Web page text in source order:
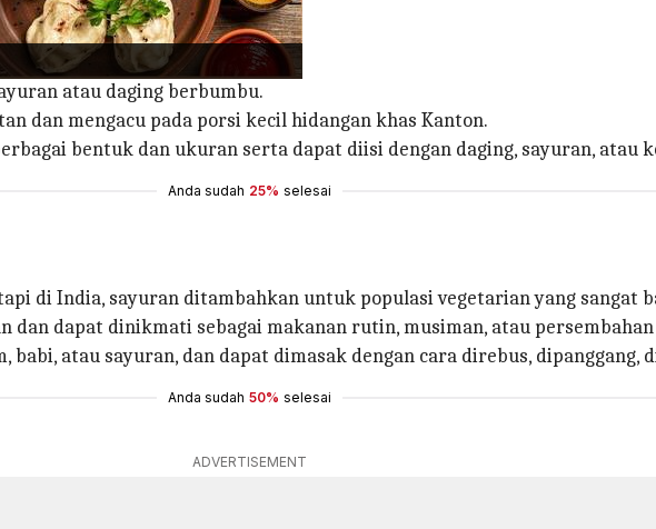
atau daging berbumbu.
dan mengacu pada porsi kecil hidangan khas Kanton.
bentuk dan ukuran serta dapat diisi dengan daging, sayuran, atau
Anda sudah 25% selesai
di India, sayuran ditambahkan untuk populasi vegetarian yang sangat
dan dapat dinikmati sebagai makanan rutin, musiman, atau
babi, atau sayuran, dan dapat dimasak dengan cara direbus,
Anda sudah 50% selesai
ADVERTISEMENT